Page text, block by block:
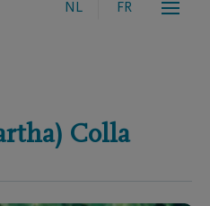
NL FR
Colla